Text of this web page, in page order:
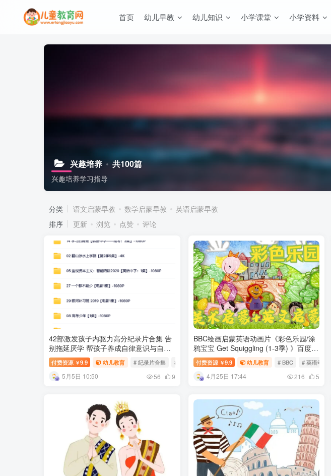
首页 幼儿早教 幼儿知识 小学课堂 小学资料
兴趣培养 共100篇
兴趣培养学习指导
分类 语文启蒙早教 数学启蒙早教
英语启蒙早教
排序
更新 浏览 点赞 评论
42部激发孩子内驱力高分纪录片合集 告
别拖延厌学 帮孩子养成自律意识与自主
学习习惯
付费资源 ￥9.9 幼儿教育 # 纪录片合集 # 自主学习
5月5日 10:50 56 9
BBC绘画启蒙英语动画片《彩色乐园/涂
鸦宝宝 Get Squiggling (1-3季) 》百度网
盘下载
付费资源 ￥9.9 幼儿教育 # BBC # 英语动画片
4月25日 17:44 216 5